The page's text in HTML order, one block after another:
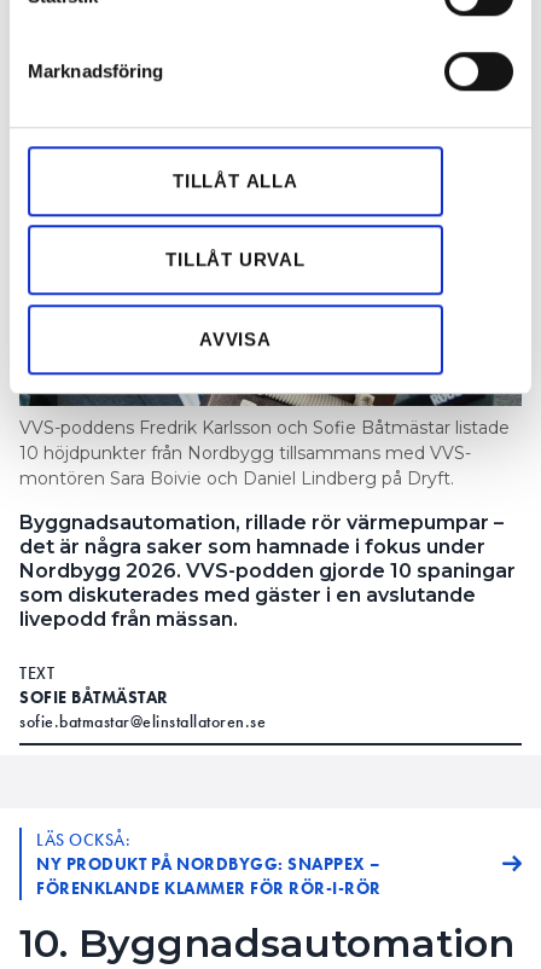
Vi använder enhetsidentifierare för att anpassa innehållet
för sociala medier och analysera vår trafik. Vi
vidarebefordrar även sådana identifierare och annan
annons- och analysföretag som vi samarbetar med.
Dessa kan i sin tur kombinera informationen med annan
information som du har tillhandahållit eller som de har
samlat in när du har använt deras tjänster.
Marknadsföring
TILLÅT ALLA
TILLÅT URVAL
AVVISA
PUBLICERAD 28 APR 2026, 09:28
VVS-poddens Fredrik Karlsson och Sofie Båtmästar listade
10 höjdpunkter från Nordbygg tillsammans med VVS-
montören Sara Boivie och Daniel Lindberg på Dryft.
Byggnadsautomation, rillade rör värmepumpar –
det är några saker som hamnade i fokus under
Nordbygg 2026. VVS-podden gjorde 10 spaningar
som diskuterades med gäster i en avslutande
livepodd från mässan.
TEXT
SOFIE BÅTMÄSTAR
sofie.batmastar@elinstallatoren.se
LÄS OCKSÅ:
NY PRODUKT PÅ NORDBYGG: SNAPPEX –
FÖRENKLANDE KLAMMER FÖR RÖR-I-RÖR
10. Byggnadsautomation